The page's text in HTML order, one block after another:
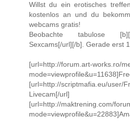
Willst du ein erotisches
kostenlos an und du
webcams gratis!
Beobachte tabulose
Sexcams[/url][/b]. Gerade erst
[url=http://forum.art-works.ro/
[url=http://scriptmafia.eu/user/
Livecam[/url]
[url=http://maktrening.com/